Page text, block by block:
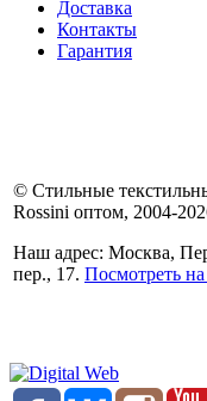
Доставка
Контакты
Гарантия
© Стильные
Rossini оптом, 2004-
Наш адрес: Москва,
пер., 17. Посмотреть на